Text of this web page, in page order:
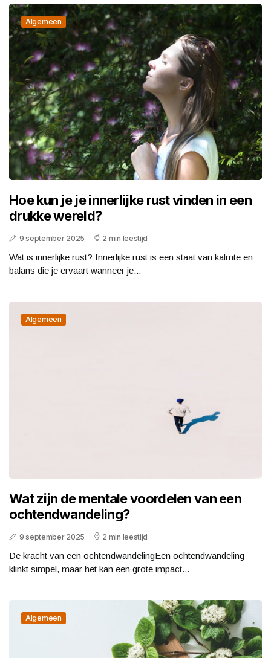
Algemeen
Hoe kun je je innerlijke rust vinden in een
drukke wereld?
9 september 2025 2 min leestijd
Wat is innerlijke rust? Innerlijke rust is een staat van kalmte en
balans die je ervaart wanneer je...
Algemeen
Wat zijn de mentale voordelen van een
ochtendwandeling?
9 september 2025 2 min leestijd
De kracht van een ochtendwandelingEen ochtendwandeling
klinkt simpel, maar het kan een grote impact...
Algemeen